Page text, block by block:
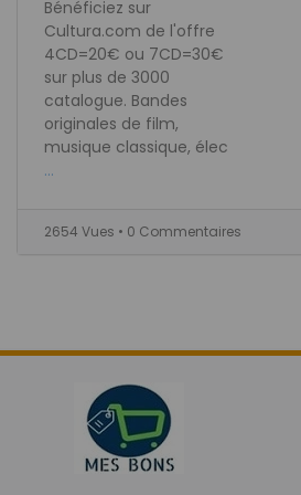
Bénéficiez sur
Cultura.com de l'offre
4CD=20€ ou 7CD=30€
sur plus de 3000
catalogue. Bandes
originales de film,
musique classique, élec
...
2654 Vues • 0 Commentaires